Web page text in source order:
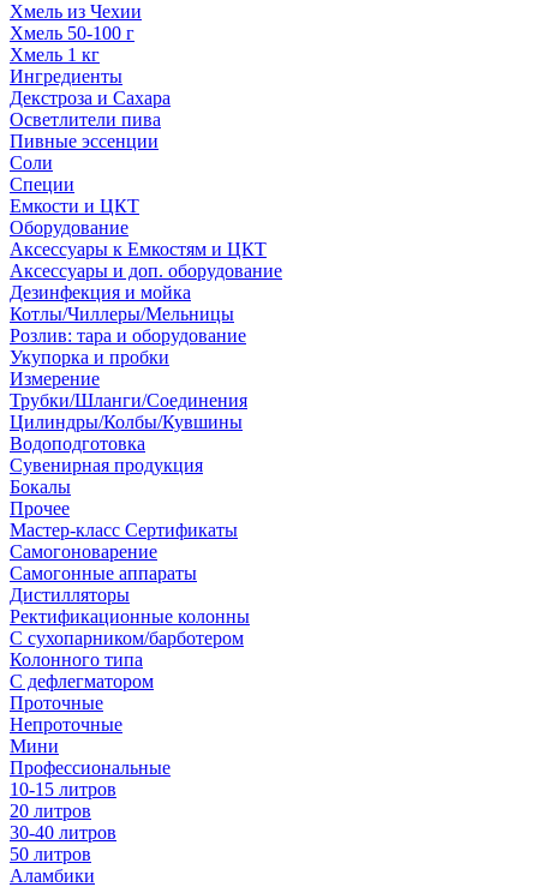
Хмель из Чехии
Хмель 50-100 г
Хмель 1 кг
Ингредиенты
Декстроза и Сахара
Осветлители пива
Пивные эссенции
Соли
Специи
Емкости и ЦКТ
Оборудование
Аксессуары к Емкостям и ЦКТ
Аксессуары и доп. оборудование
Дезинфекция и мойка
Котлы/Чиллеры/Мельницы
Розлив: тара и оборудование
Укупорка и пробки
Измерение
Трубки/Шланги/Соединения
Цилиндры/Колбы/Кувшины
Водоподготовка
Сувенирная продукция
Бокалы
Прочее
Мастер-класс Сертификаты
Самогоноварение
Самогонные аппараты
Дистилляторы
Ректификационные колонны
С сухопарником/барботером
Колонного типа
С дефлегматором
Проточные
Непроточные
Мини
Профессиональные
10-15 литров
20 литров
30-40 литров
50 литров
Аламбики